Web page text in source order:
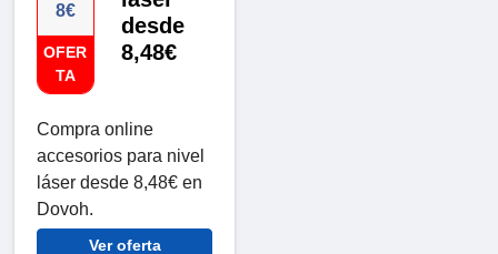
8€
OFER
TA
desde
8,48€
Compra online
accesorios para nivel
láser desde 8,48€ en
Dovoh.
Ver oferta